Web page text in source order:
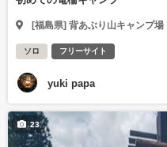
[福島県] 背あぶり山キャンプ場
ソロ フリーサイト
yuki papa
23